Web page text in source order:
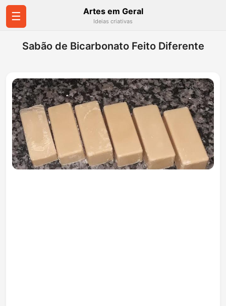
☰ Artes em Geral
Ideias criativas
Sabão de Bicarbonato Feito Diferente